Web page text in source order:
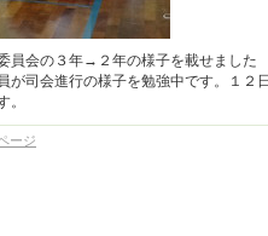
員会の３年→２年の様子を載せました
が司会進行の様子を勉強中です。１２
。
ージ